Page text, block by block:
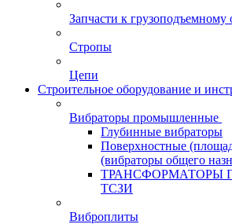
Запчасти к
Стропы
Цепи
Строительное оборудование и
Вибраторы промышленные
Глубинные вибраторы
Поверхностные
(вибраторы общего
ТСЗИ
Виброплиты